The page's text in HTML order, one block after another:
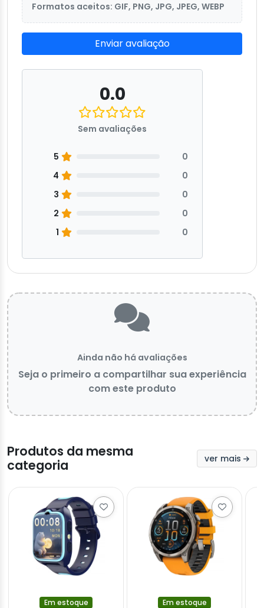
Formatos aceitos: GIF, PNG, JPG, JPEG, WEBP
Enviar avaliação
0.0
Sem avaliações
5
0
4
0
3
0
2
0
1
0
Ainda não há avaliações
Seja o primeiro a compartilhar sua experiência
com este produto
Produtos da mesma
categoria
ver mais
Em estoque Em estoque